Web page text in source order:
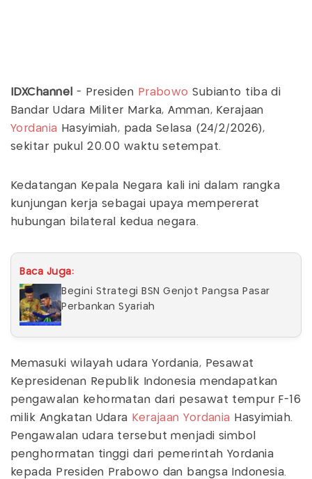
IDXChannel - Presiden Prabowo Subianto tiba di
Bandar Udara Militer Marka, Amman, Kerajaan
Yordania
Hasyimiah, pada Selasa (24/2/2026),
sekitar pukul 20.00 waktu setempat.
Kedatangan Kepala Negara kali ini dalam rangka
kunjungan kerja sebagai upaya mempererat
hubungan bilateral kedua negara.
Baca Juga:
Begini Strategi BSN Genjot Pangsa Pasar
Perbankan Syariah
Memasuki wilayah udara Yordania, Pesawat
Kepresidenan Republik Indonesia mendapatkan
pengawalan kehormatan dari pesawat tempur F-16
milik Angkatan Udara Kerajaan Yordania
Hasyimiah.
Pengawalan udara tersebut menjadi simbol
penghormatan tinggi dari pemerintah Yordania
kepada Presiden Prabowo dan bangsa Indonesia.